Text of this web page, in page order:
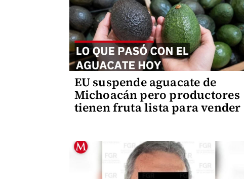
EU suspende aguacate de
Michoacán pero productores
tienen fruta lista para vender